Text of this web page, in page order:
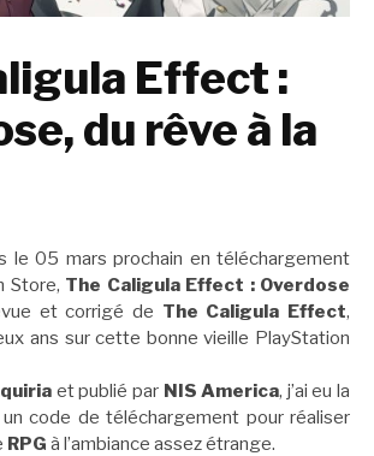
Effect :
du rêve à la
le 05 mars prochain en téléchargement
Store, The Caligula Effect : Overdose
et corrigé de The Caligula Effect,
ans sur cette bonne vieille PlayStation
et publié par NIS America, j’ai eu la
un code de téléchargement pour réaliser
RPG à l’ambiance assez étrange.